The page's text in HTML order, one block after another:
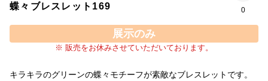
蝶々ブレスレット169 0
展示のみ
※ 販売をお休みさせていただいております。
キラキラのグリーンの蝶々モチーフが素敵なブレスレットです。